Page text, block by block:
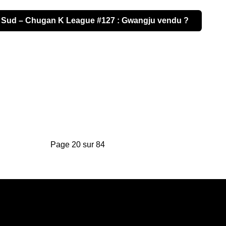
– Chugan K League #127 : Gwangju vendu ?
Page 20 sur 84